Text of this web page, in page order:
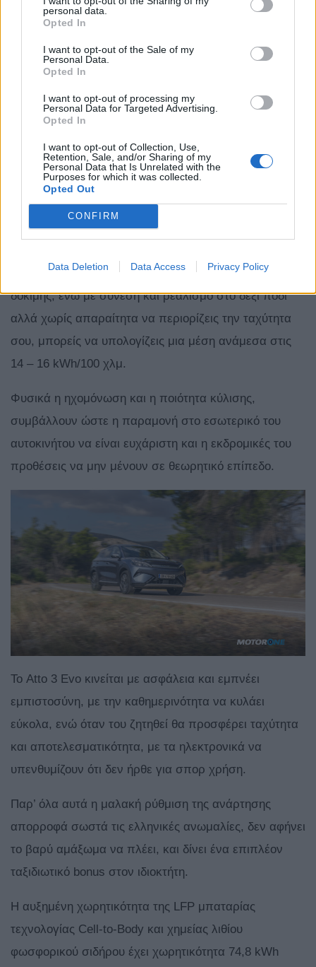
personal data.
Opted In
I want to opt-out of the Sale of my
Personal Data.
Opted In
I want to opt-out of processing my
Personal Data for Targeted Advertising.
Opted In
I want to opt-out of Collection, Use,
Retention, Sale, and/or Sharing of my
Personal Data that Is Unrelated with the
Purposes for which it was collected.
Opted Out
CONFIRM
Data Deletion Data Access Privacy Policy
Αρκεί ένα πάτημα στο γκάζι για να το ζήσεις να
επιταχύνει πραγματικά γρήγορα, ανεξάρτητα από το
προφίλ οδήγησης που έχεις επιλέξει (Eco, Normal,
Sport) ή τον αριθμό των επιβατών που μεταφέρεις.
Κάτι που αναβαθμίζει το ταξίδι με το C-SUV της BYD
και είναι επίσης στα υπέρ του, είναι και η χαμηλή
kWh/100 χλμ., κατά την διάρκεια της πιεσμένης
δοκιμής, ενώ με σύνεση και ρεαλισμό στο δεξί πόδι
αλλά χωρίς απαραίτητα να περιορίζεις την ταχύτητα
σου, μπορείς να υπολογίζεις μια μέση ανάμεσα στις
14 – 16 kWh/100 χλμ.
Φυσικά η ηχομόνωση και η ποιότητα κύλισης,
συμβάλλουν ώστε η παραμονή στο εσωτερικό του
αυτοκινήτου να είναι ευχάριστη και η εκδρομικές του
προθέσεις να μην μένουν σε θεωρητικό επίπεδο.
Το Atto 3 Evo κινείται με ασφάλεια και εμπνέει
εμπιστοσύνη, με την καθημερινότητα να κυλάει
εύκολα, ενώ όταν του ζητηθεί θα προσφέρει ταχύτητα
και αποτελεσματικότητα, με τα ηλεκτρονικά να
υπενθυμίζουν ότι δεν ήρθε για σπορ χρήση.
Παρ’ όλα αυτά η μαλακή ρύθμιση της ανάρτησης
απορροφά σωστά τις ελληνικές ανωμαλίες, δεν αφήνει
το βαρύ αμάξωμα να πλέει, και δίνει ένα επιπλέον
ταξιδιωτικό bonus στον ιδιοκτήτη.
Η αυξημένη χωρητικότητα της LFP μπαταρίας
τεχνολογίας Cell-to-Body και χημείας λιθίου
φωσφορικού σιδήρου έχει χωρητικότητα 74,8 kWh